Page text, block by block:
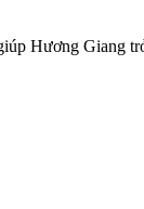
Hương Giang